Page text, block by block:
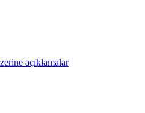
açıklamalar